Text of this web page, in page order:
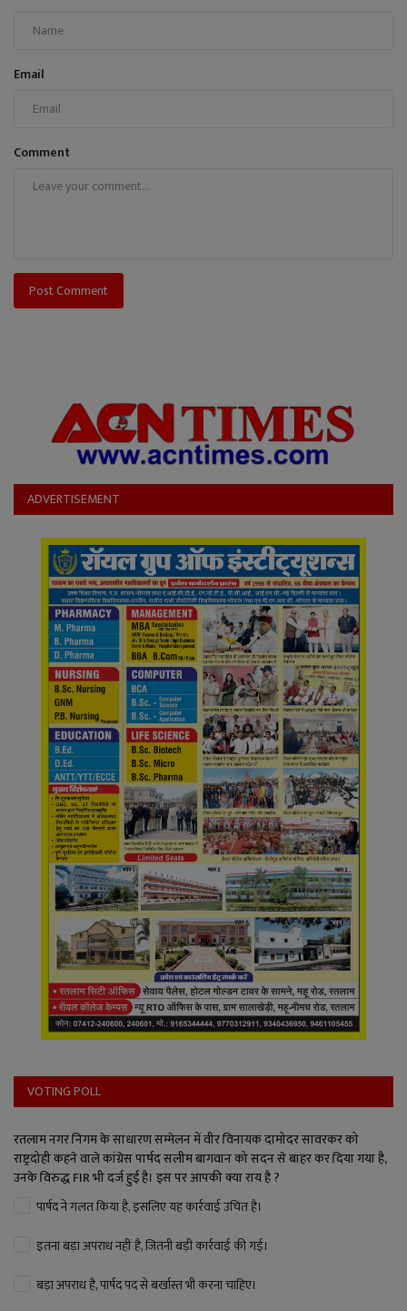
Email
Comment
Post Comment
ADVERTISEMENT
VOTING POLL
रतलाम नगर निगम के साधारण सम्मेलन में वीर विनायक दामोदर सावरकर को
राष्ट्रदोही कहने वाले कांग्रेस पार्षद सलीम बागवान को सदन से बाहर कर दिया गया है,
उनके विरुद्ध FIR भी दर्ज हुई है। इस पर आपकी क्या राय है ?
पार्षद ने गलत किया है, इसलिए यह कार्रवाई उचित है।
इतना बड़ा अपराध नहीं है, जितनी बड़ी कार्रवाई की गई।
बड़ा अपराध है, पार्षद पद से बर्खास्त भी करना चाहिए।